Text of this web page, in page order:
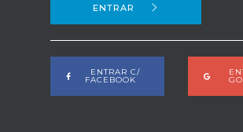
ENTRAR
ENTRAR C/
FACEBOOK